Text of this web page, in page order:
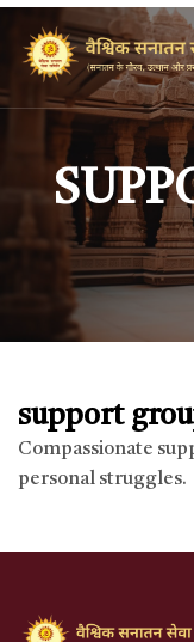
support
Compassionate
personal struggles.